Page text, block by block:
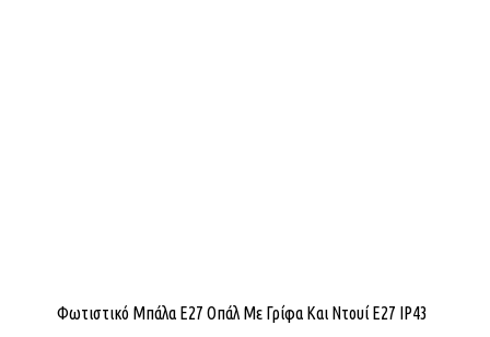
Φωτιστικό Μπάλα E27 Οπάλ Με Γρίφα Και Ντουί Ε27 IP43